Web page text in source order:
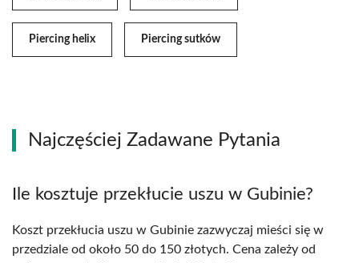
Piercing helix Piercing sutków
Najczęściej Zadawane Pytania
Ile kosztuje przekłucie uszu w Gubinie?
Koszt przekłucia uszu w Gubinie zazwyczaj mieści się w
przedziale od około 50 do 150 złotych. Cena zależy od